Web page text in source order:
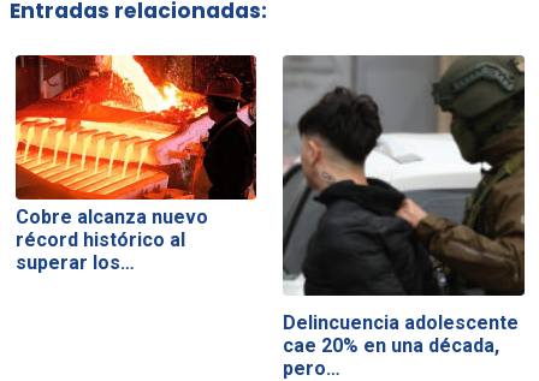
Entradas relacionadas:
Cobre alcanza nuevo
récord histórico al
superar los…
Delincuencia adolescente
cae 20% en una década,
pero…